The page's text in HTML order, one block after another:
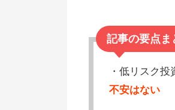
記事の要点ま
・低リスク
不安はない